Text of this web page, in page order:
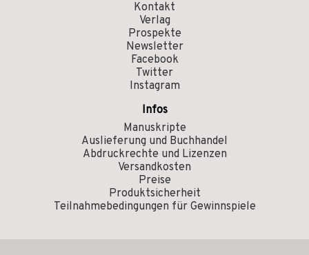
Kontakt
Verlag
Prospekte
Newsletter
Facebook
Twitter
Instagram
Infos
Manuskripte
Auslieferung und Buchhandel
Abdruckrechte und Lizenzen
Versandkosten
Preise
Produktsicherheit
Teilnahmebedingungen für Gewinnspiele